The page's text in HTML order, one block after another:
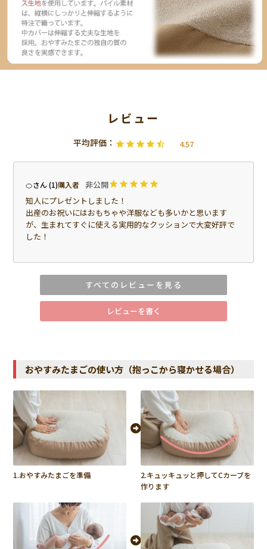
4.57
🍊 1 購入者
非公開
知人にプレゼントしました！
出産のお祝いにはおもちゃや洋服なども多いかと思います
が、生まれてすぐに使える実用的なクッションで大変好評で
した！
zero763 1 購入者 非公開
産後ケア施設で使用したときにここではとってもよく寝ると
いう印象があり購入しました。自宅に戻っても使えて重宝して
産後ケアホテルに置かれていたものを使わせていただき、生
た。
ベビーベッドに入れて使えるので、背中スイッチ対策に効果
的です。とても助かっています。
なお 1 購入者 非公開
思ってたより大きい！
普通のクッションって感じがするけどよく寝てくれることを
期待してます！
ゆこ 1 購入者 非公開
すべてのレビューを見る
レビューを書く
おやすみたまごの使い方（抱っこから寝かせる場合）
1.おやすみたまごを準備
2.キュッキュッと押してCカーブを
作ります